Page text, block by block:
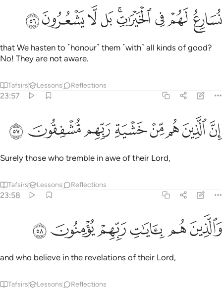
نسارع لهم في الخيرات بل لا يشعرون ٥٦
نُسَارِعُ لَهُمْ فِى ٱلْخَيْرَٰتِ ۚ بَل لَّا يَشْعُرُونَ ٥٦
ﳀﳁﳂﳃﳄﳅﳆﳇﳈ
that We hasten to ˹honour˺ them ˹with˺ all kinds of good?
No! They are not aware.
Tafsirs Lessons Reflections
23:57
ان الذين هم من خشية ربهم مشفقون ٥٧
إِنَّ ٱلَّذِينَ هُم مِّنْ خَشْيَةِ رَبِّهِم مُّشْفِقُونَ ٥٧
ﳉﳊﳋﳌﳍﳎﳏﳐ
Surely those who tremble in awe of their Lord,
Tafsirs Lessons Reflections
23:58
والذين هم بايات ربهم يومنون ٥٨
وَٱلَّذِينَ هُم بِـَٔايَـٰتِ رَبِّهِمْ يُؤْمِنُونَ ٥٨
ﳑﳒﳓﳔﳕﳖ
and who believe in the revelations of their Lord,
Tafsirs Lessons Reflections